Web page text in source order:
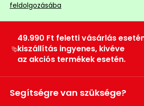
feldolgozásába
49.990 Ft feletti vásárlás
kiszállítás ingyenes, kivéve
az akciós termékek esetén.
Segítségre van szüksége?